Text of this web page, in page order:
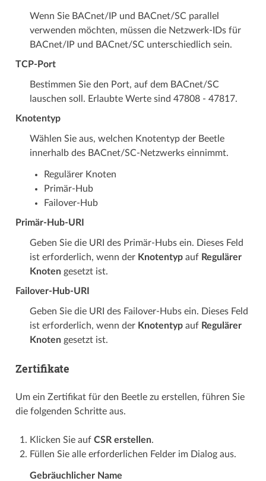
Wenn Sie BACnet/IP und BACnet/SC parallel
verwenden möchten, müssen die Netzwerk-IDs für
BACnet/IP und BACnet/SC unterschiedlich sein.
TCP-Port
Bestimmen Sie den Port, auf dem BACnet/SC
lauschen soll. Erlaubte Werte sind 47808 - 47817.
Knotentyp
Wählen Sie aus, welchen Knotentyp der Beetle
innerhalb des BACnet/SC-Netzwerks einnimmt.
Regulärer Knoten
Primär-Hub
Failover-Hub
Primär-Hub-URI
Geben Sie die URI des Primär-Hubs ein. Dieses Feld
ist erforderlich, wenn der Knotentypauf Regulärer
Knotengesetzt ist.
Failover-Hub-URI
Geben Sie die URI des Failover-Hubs ein. Dieses Feld
ist erforderlich, wenn der Knotentypauf Regulärer
Knotengesetzt ist.
Zertifikate
Um ein Zertifikat für den Beetle zu erstellen, führen Sie
die folgenden Schritte aus.
Klicken Sie auf CSR erstellen.
Füllen Sie alle erforderlichen Felder im Dialog aus.
Gebräuchlicher Name